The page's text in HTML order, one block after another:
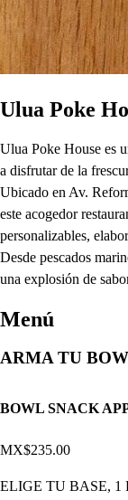
Ulua Poke
Ulua Poke House es
a disfrutar de la
Ubicado en Av.
este acogedor
personalizables,
Desde pescados
una explosión de
Menú
ARMA TU
BOWL SNACK
MX$235.00
ELIGE TU BASE, 1